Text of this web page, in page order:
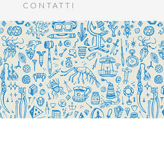
CONTATTI